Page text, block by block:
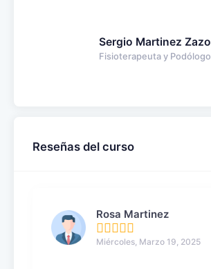
Sergio Martinez Zazo
Fisioterapeuta y Podólogo
Reseñas del curso
Rosa Martinez
Miércoles, Marzo 19, 2025